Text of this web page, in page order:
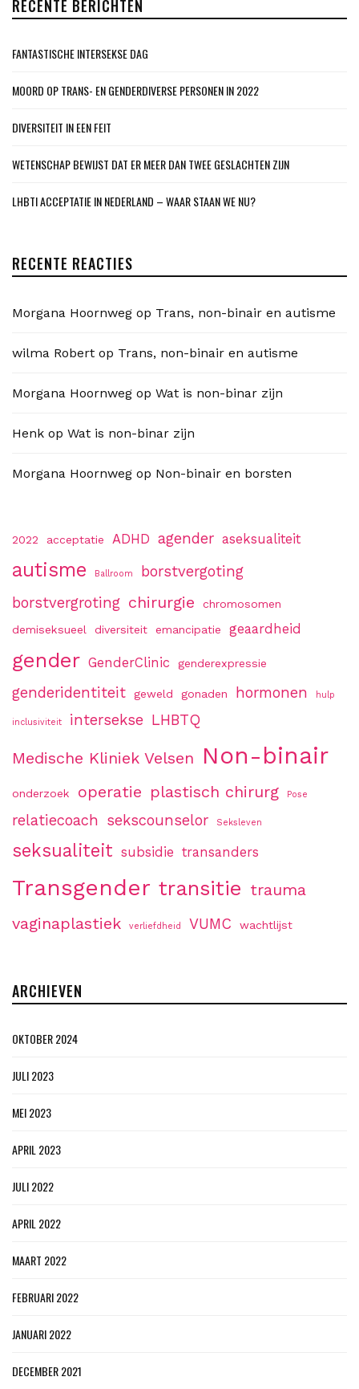
RECENTE BERICHTEN
FANTASTISCHE INTERSEKSE DAG
MOORD OP TRANS- EN GENDERDIVERSE PERSONEN IN 2022
DIVERSITEIT IN EEN FEIT
WETENSCHAP BEWIJST DAT ER MEER DAN TWEE GESLACHTEN ZIJN
LHBTI ACCEPTATIE IN NEDERLAND – WAAR STAAN WE NU?
RECENTE REACTIES
Morgana Hoornweg op Trans, non-binair en autisme
wilma Robert op Trans, non-binair en autisme
Morgana Hoornweg op Wat is non-binar zijn
Henk op Wat is non-binar zijn
Morgana Hoornweg op Non-binair en borsten
2022 acceptatie ADHD agender aseksualiteit
autisme Ballroom
borstvergoting
borstvergroting chirurgie
chromosomen
demiseksueel
diversiteit emancipatie geaardheid
gender GenderClinic genderexpressie
genderidentiteit geweld gonaden hormonen hulp
inclusiviteit intersekse LHBTQ
Medische Kliniek Velsen Non-binair
onderzoek operatie plastisch chirurg Pose
relatiecoach sekscounselor Seksleven
seksualiteit subsidie transanders
Transgender transitie trauma
vaginaplastiek
verliefdheid VUMC wachtlijst
ARCHIEVEN
OKTOBER 2024
JULI 2023
MEI 2023
APRIL 2023
JULI 2022
APRIL 2022
MAART 2022
FEBRUARI 2022
JANUARI 2022
DECEMBER 2021